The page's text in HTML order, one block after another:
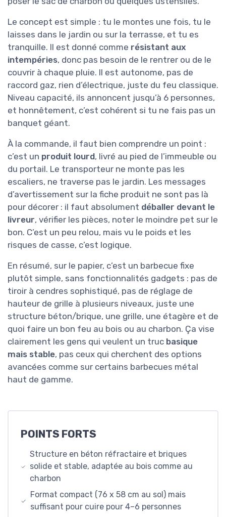
Le concept est simple : tu le montes une fois, tu le
laisses dans le jardin ou sur la terrasse, et tu es
tranquille. Il est donné comme résistant aux
intempéries, donc pas besoin de le rentrer ou de le
couvrir à chaque pluie. Il est autonome, pas de
raccord gaz, rien d’électrique, juste du feu classique.
Niveau capacité, ils annoncent jusqu’à 6 personnes,
et honnêtement, c’est cohérent si tu ne fais pas un
banquet géant.
À la commande, il faut bien comprendre un point :
c’est un produit lourd, livré au pied de l’immeuble ou
du portail. Le transporteur ne monte pas les
escaliers, ne traverse pas le jardin. Les messages
d’avertissement sur la fiche produit ne sont pas là
pour décorer : il faut absolument déballer devant le
livreur, vérifier les pièces, noter le moindre pet sur le
bon. C’est un peu relou, mais vu le poids et les
risques de casse, c’est logique.
En résumé, sur le papier, c’est un barbecue fixe
plutôt simple, sans fonctionnalités gadgets : pas de
tiroir à cendres sophistiqué, pas de réglage de
hauteur de grille à plusieurs niveaux, juste une
structure béton/brique, une grille, une étagère et de
quoi faire un bon feu au bois ou au charbon. Ça vise
clairement les gens qui veulent un truc basique
mais stable, pas ceux qui cherchent des options
avancées comme sur certains barbecues métal
haut de gamme.
POINTS FORTS
Structure en béton réfractaire et briques
solide et stable, adaptée au bois comme au
charbon
Format compact (76 x 58 cm au sol) mais
suffisant pour cuire pour 4–6 personnes